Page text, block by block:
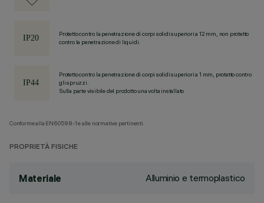
Protetto contro la penetrazione di corpi solidi superiori a 12 mm, non protetto
contro la penetrazione di liquidi.
Protetto contro la penetrazione di corpi solidi superiori a 1 mm, protetto contro
gli spruzzi.
Sulla parte visibile del prodotto una volta installato
Conforme alla EN60598-1 e alle normative pertinenti.
PROPRIETÀ FISICHE
Materiale Alluminio e termoplastico